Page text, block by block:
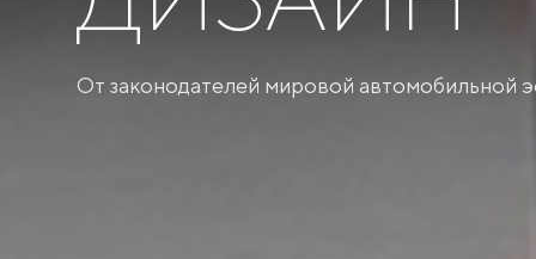
От законодателей мировой автомобильной